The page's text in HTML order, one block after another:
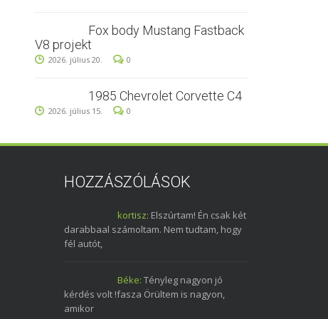
Fox body Mustang Fastback
V8 projekt
2026. július 20. 0
1985 Chevrolet Corvette C4
2026. július 15. 0
HOZZÁSZÓLÁSOK
kortisz: Elszúrtam! Én csak két
darabbaal számoltam. Nem tudtam, hogy
fél autót,
Béke: Tényleg nagyon jó
kérdés volt !fasza Örültem is nagyon,
amikor